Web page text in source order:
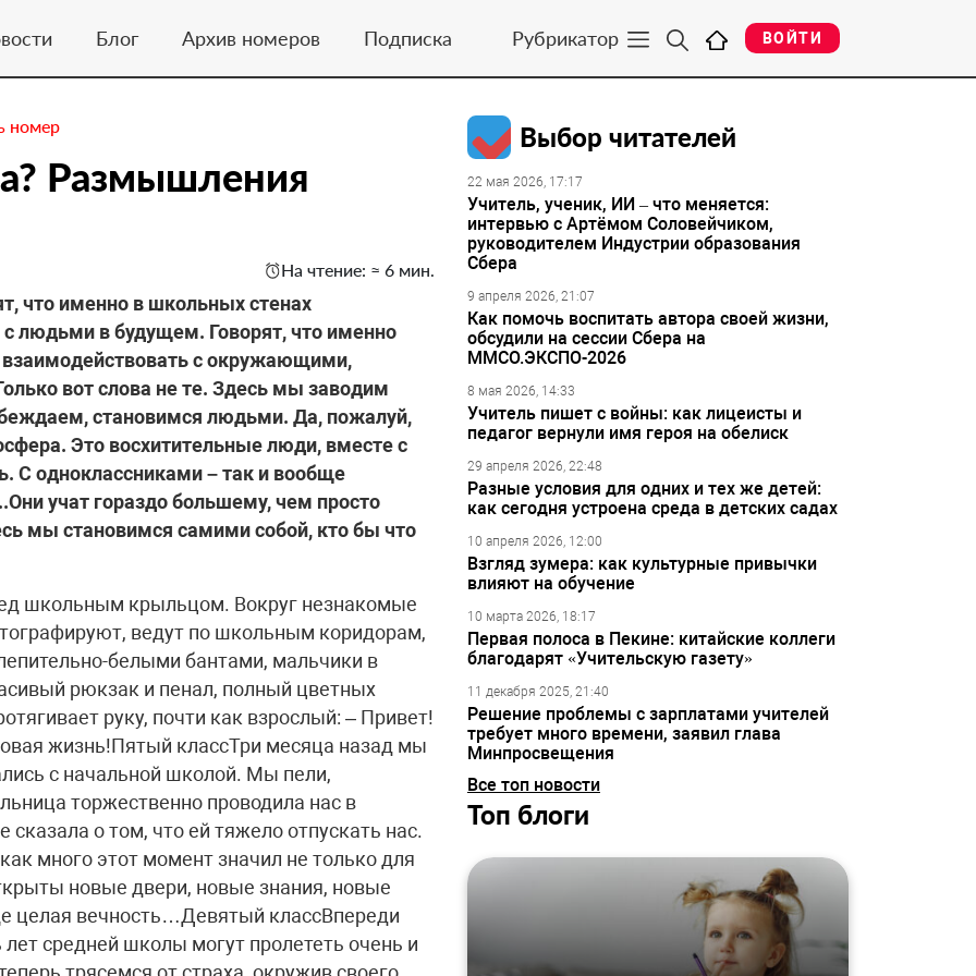
Блог Архив номеров Подписка Рубрикатор ВОЙТИ
номер
Размышления
На чтение: ≈ 6 мин.
что именно в школьных стенах
людьми в будущем. Говорят, что именно
с окружающими,
вот слова не те. Здесь мы заводим
становимся людьми. Да, пожалуй,
Это восхитительные люди, вместе с
С одноклассниками – так и вообще
учат гораздо большему, чем просто
мы становимся самими собой, кто бы что
школьным крыльцом. Вокруг незнакомые
ведут по школьным коридорам,
белыми бантами, мальчики в
рюкзак и пенал, полный цветных
руку, почти как взрослый: – Привет!
жизнь!Пятый классТри месяца назад мы
с начальной школой. Мы пели,
торжественно проводила нас в
о том, что ей тяжело отпускать нас.
много этот момент значил не только для
новые двери, новые знания, новые
целая вечность…Девятый классВпереди
средней школы могут пролететь очень и
Выбор читателей
22 мая 2026, 17:17
Учитель, ученик, ИИ – что меняется:
интервью с Артёмом Соловейчиком,
руководителем Индустрии образования
Сбера
9 апреля 2026, 21:07
Как помочь воспитать автора своей жизни,
обсудили на сессии Сбера на
ММСО.ЭКСПО-2026
8 мая 2026, 14:33
Учитель пишет с войны: как лицеисты и
педагог вернули имя героя на обелиск
29 апреля 2026, 22:48
Разные условия для одних и тех же детей:
как сегодня устроена среда в детских садах
10 апреля 2026, 12:00
Взгляд зумера: как культурные привычки
влияют на обучение
10 марта 2026, 18:17
Первая полоса в Пекине: китайские коллеги
благодарят «Учительскую газету»
11 декабря 2025, 21:40
Решение проблемы с зарплатами учителей
требует много времени, заявил глава
Минпросвещения
Все топ новости
Топ блоги